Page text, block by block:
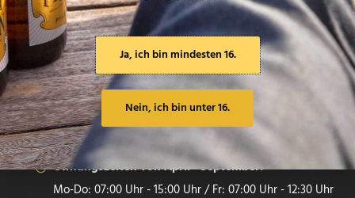
97450 Arnstein, BY, DE
+49 9363 9091-0
info@arnsteiner-brauerei.de
Öffnungszeiten von Oktober - März:
Mo-Do: 07:00 Uhr - 14:00 Uhr / Fr: 07:00 Uhr - 13:30 Uhr
Öffnungszeiten von April - September:
Mo-Do: 07:00 Uhr - 15:00 Uhr / Fr: 07:00 Uhr - 12:30 Uhr
Ja, ich bin mindesten 16.
Nein, ich bin unter 16.